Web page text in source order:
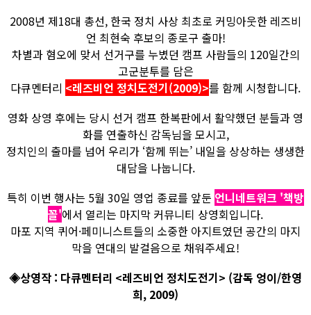
2008년 제18대 총선, 한국 정치 사상 최초로 커밍아웃한 레즈비
언 최현숙 후보의 종로구 출마!
차별과 혐오에 맞서 선거구를 누볐던 캠프 사람들의 120일간의
고군분투를 담은
다큐멘터리 <레즈비언 정치도전기(2009)>를 함께 시청합니다.
영화 상영 후에는 당시 선거 캠프 한복판에서 활약했던 분들과 영
화를 연출하신 감독님을 모시고,
정치인의 출마를 넘어 우리가 ‘함께 뛰는’ 내일을 상상하는 생생한
대담을 나눕니다.
특히 이번 행사는 5월 30일 영업 종료를 앞둔 언니네트워크 '책방
꼴'에서 열리는 마지막 커뮤니티 상영회입니다.
마포 지역 퀴어·페미니스트들의 소중한 아지트였던 공간의 마지
막을 연대의 발걸음으로 채워주세요!
◈상영작 : 다큐멘터리 <레즈비언 정치도전기> (감독 엉이/한영
희, 2009)